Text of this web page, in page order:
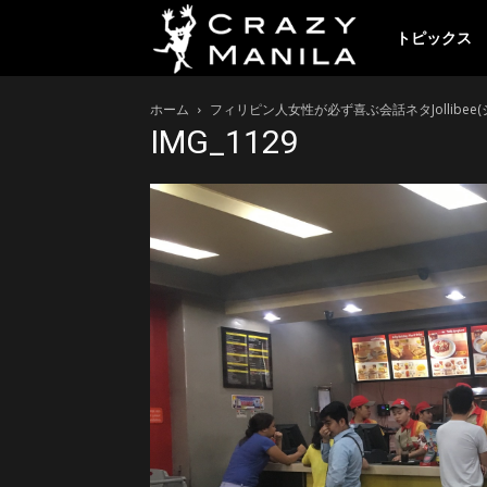
レ
イ
ー
マ
トピックス
ホーム フィリピン人女性が必ず喜ぶ会話ネタJollibee(
IMG_1129